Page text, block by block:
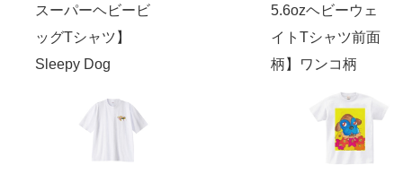
スーパーヘビービ
ッグTシャツ】
Sleepy Dog
5.6ozヘビーウェ
イトTシャツ前面
柄】ワンコ柄